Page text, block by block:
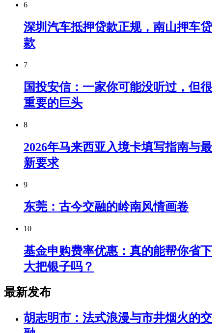
6
深圳汽车抵押贷款正规，南山押车贷
款
7
国投安信：一家你可能没听过，但很
重要的巨头
8
2026年马来西亚入境卡填写指南与最
新要求
9
东莞：古今交融的岭南风情画卷
10
基金申购费率优惠：真的能帮你省下
大把银子吗？
最新发布
胡志明市：法式浪漫与市井烟火的交